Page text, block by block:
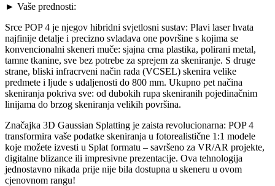
► Vaše prednosti:
Srce POP 4 je njegov hibridni svjetlosni sustav: Plavi laser hvata
najfinije detalje i precizno svladava one površine s kojima se
konvencionalni skeneri muče: sjajna crna plastika, polirani metal,
tamne tkanine, sve bez potrebe za sprejem za skeniranje. S druge
strane, bliski infracrveni način rada (VCSEL) skenira velike
predmete i ljude s udaljenosti do 800 mm. Ukupno pet načina
skeniranja pokriva sve: od dubokih rupa skeniranih pojedinačnim
linijama do brzog skeniranja velikih površina.
Značajka 3D Gaussian Splatting je zaista revolucionarna: POP 4
transformira vaše podatke skeniranja u fotorealistične 1:1 modele
koje možete izvesti u Splat formatu – savršeno za VR/AR projekte,
digitalne blizance ili impresivne prezentacije. Ova tehnologija
jednostavno nikada prije nije bila dostupna u skeneru u ovom
cjenovnom rangu!